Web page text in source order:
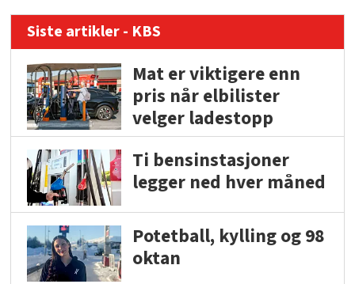
Siste artikler - KBS
Mat er viktigere enn
pris når elbilister
velger ladestopp
Ti bensinstasjoner
legger ned hver måned
Potetball, kylling og 98
oktan